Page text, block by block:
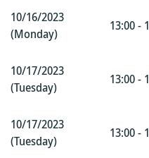
10/16/2023
(Monday)
13:00 -
10/17/2023
(Tuesday)
13:00 -
10/17/2023
(Tuesday)
13:00 -